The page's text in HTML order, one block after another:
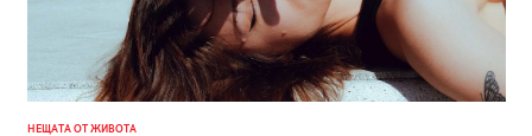
НЕЩАТА ОТ ЖИВОТА